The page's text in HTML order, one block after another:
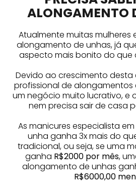
ALONGAMENTO
Atualmente muitas
alongamento de unhas, já
aspecto mais bonito do que
Devido ao crescimento desta
profissional de alongamentos
um negócio muito lucrativo, e
nem precisa sair de casa
As manicures especialista
unha ganha 3x mais do
tradicional, ou seja, se uma
ganha R$2000 por mês,
alongamento de unhas
R$6000,00